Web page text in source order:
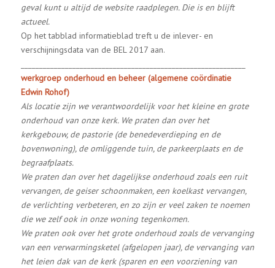
geval kunt u altijd de website raadplegen. Die is en blijft
actueel.
Op het tabblad informatieblad treft u de inlever- en
verschijningsdata van de BEL 2017 aan.
werkgroep onderhoud en beheer (algemene coördinatie
Edwin Rohof)
Als locatie zijn we verantwoordelijk voor het kleine en grote
onderhoud van onze kerk. We praten dan over het
kerkgebouw, de pastorie (de benedeverdieping en de
bovenwoning), de omliggende tuin, de parkeerplaats en de
begraafplaats.
We praten dan over het dagelijkse onderhoud zoals een ruit
vervangen, de geiser schoonmaken, een koelkast vervangen,
de verlichting verbeteren, en zo zijn er veel zaken te noemen
die we zelf ook in onze woning tegenkomen.
We praten ook over het grote onderhoud zoals de vervanging
van een verwarmingsketel (afgelopen jaar), de vervanging van
het leien dak van de kerk (sparen en een voorziening van